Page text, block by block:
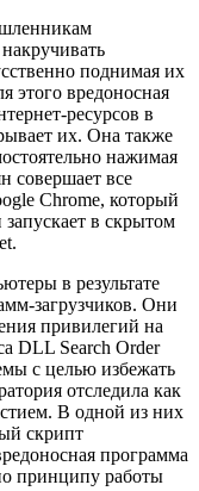
поднимая их
этого вредоносная
ресурсов в
их. Она также
нажимая
совершает все
Chrome, который
запускает в скрытом
в результате
загрузчиков. Они
привилегий на
DLL Search Order
с целью избежать
отследила как
В одной из них
скрипт
программа
принципу работы